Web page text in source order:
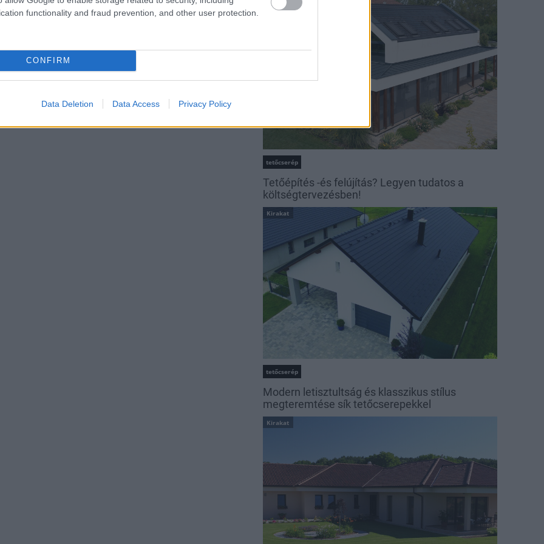
functionality and fraud prevention, and other user protection.
CONFIRM
Data Deletion Data Access Privacy Policy
Kirakat
tetőcserép
Tetőépítés -és felújítás? Legyen tudatos a
költségtervezésben!
Kirakat
tetőcserép
Modern letisztultság és klasszikus stílus
megteremtése sík tetőcserepekkel
Kirakat